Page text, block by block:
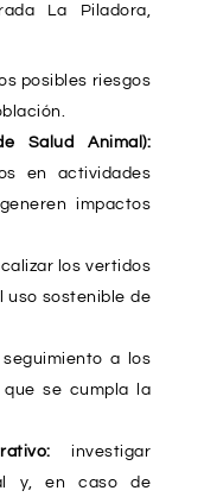
La Piladora,
posibles riesgos
Salud Animal):
en actividades
impactos
los vertidos
uso sostenible de
a los
se cumpla la
investigar
y, en caso de